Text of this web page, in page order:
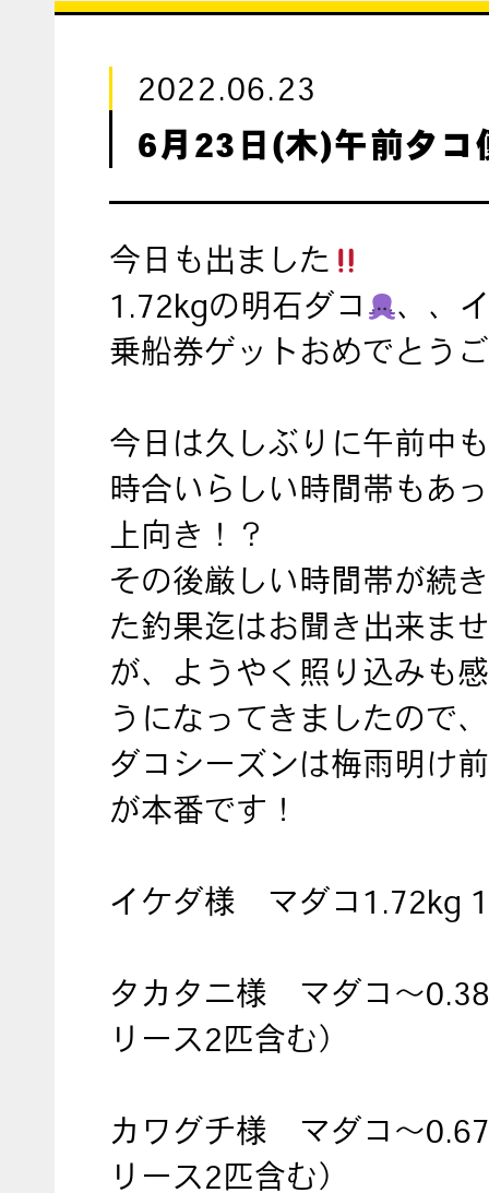
2022.06.23
6月23日(木)午前タコ
今日も出ました
1.72kgの明石ダコ
、、
乗船券ゲットおめでとう
今日は久しぶりに午前中
時合いらしい時間帯もあ
上向き！？
その後厳しい時間帯が続
た釣果迄はお聞き出来ま
が、ようやく照り込みも
うになってきましたので
ダコシーズンは梅雨明け
が本番です！
イケダ様 マダコ1.72kg
タカタニ様 マダコ〜
リース2匹含む）
カワグチ様 マダコ〜
リース2匹含む）